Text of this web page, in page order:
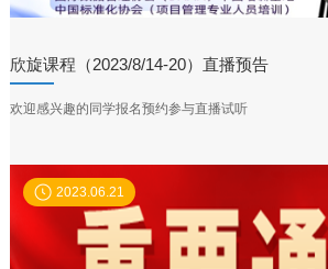
欣旋课程（2023/8/14-20）直播预告
欢迎感兴趣的同学报名预约参与直播试听
2023.06.21